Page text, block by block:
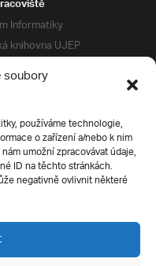
soubory
používáme technologie,
o zařízení a/nebo k nim
umožní zpracovávat údaje,
ID na těchto stránkách.
negativně ovlivnit některé
Informatiky
knihovna UJEP
kolejí a menz
centrum podpory
řízení
kurzy